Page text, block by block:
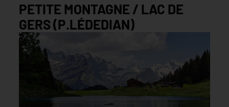
PETITE MONTAGNE / LAC DE
GERS (P.LÉDEDIAN)